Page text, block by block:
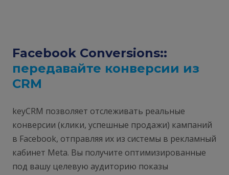
Facebook Conversions::
передавайте конверсии из
CRM
keyCRM позволяет отслеживать реальные
конверсии (клики, успешные продажи) кампаний
в Facebook, отправляя их из системы в рекламный
кабинет Meta. Вы получите оптимизированные
под вашу целевую аудиторию показы